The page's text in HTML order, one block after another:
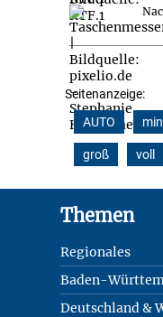
Seitenanzeige:
AUTO
groß voll
Themen
Regionales
Baden-
Deutschland &